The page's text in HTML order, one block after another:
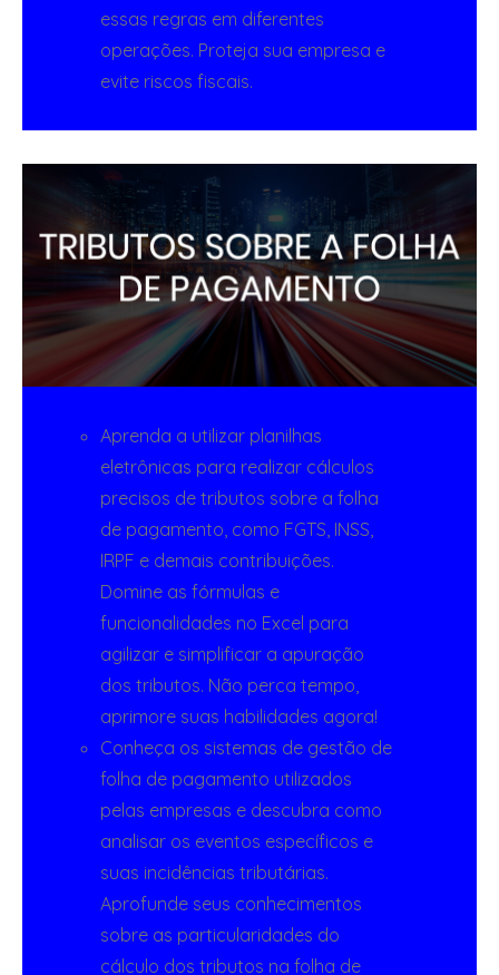
essas regras em diferentes
operações. Proteja sua empresa e
evite riscos fiscais.
Aprenda a utilizar planilhas
eletrônicas para realizar cálculos
precisos de tributos sobre a folha
de pagamento, como FGTS, INSS,
IRPF e demais contribuições.
Domine as fórmulas e
funcionalidades no Excel para
agilizar e simplificar a apuração
dos tributos. Não perca tempo,
aprimore suas habilidades agora!
Conheça os sistemas de gestão de
folha de pagamento utilizados
pelas empresas e descubra como
analisar os eventos específicos e
suas incidências tributárias.
Aprofunde seus conhecimentos
sobre as particularidades do
cálculo dos tributos na folha de